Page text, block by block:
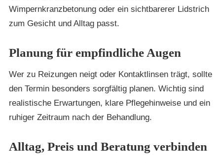
Wimpernkranzbetonung oder ein sichtbarerer Lidstrich
zum Gesicht und Alltag passt.
Planung für empfindliche Augen
Wer zu Reizungen neigt oder Kontaktlinsen trägt, sollte
den Termin besonders sorgfältig planen. Wichtig sind
realistische Erwartungen, klare Pflegehinweise und ein
ruhiger Zeitraum nach der Behandlung.
Alltag, Preis und Beratung verbinden